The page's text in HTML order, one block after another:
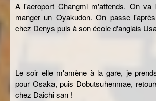
A l'aeroport Changmi m'attends. On
manger un Oyakudon. On passe
chez Denys puis à son école d'anglais
Le soir elle m'amène à la gare, je
pour Osaka, puis Dobutsuhenmae,
chez Daichi san !